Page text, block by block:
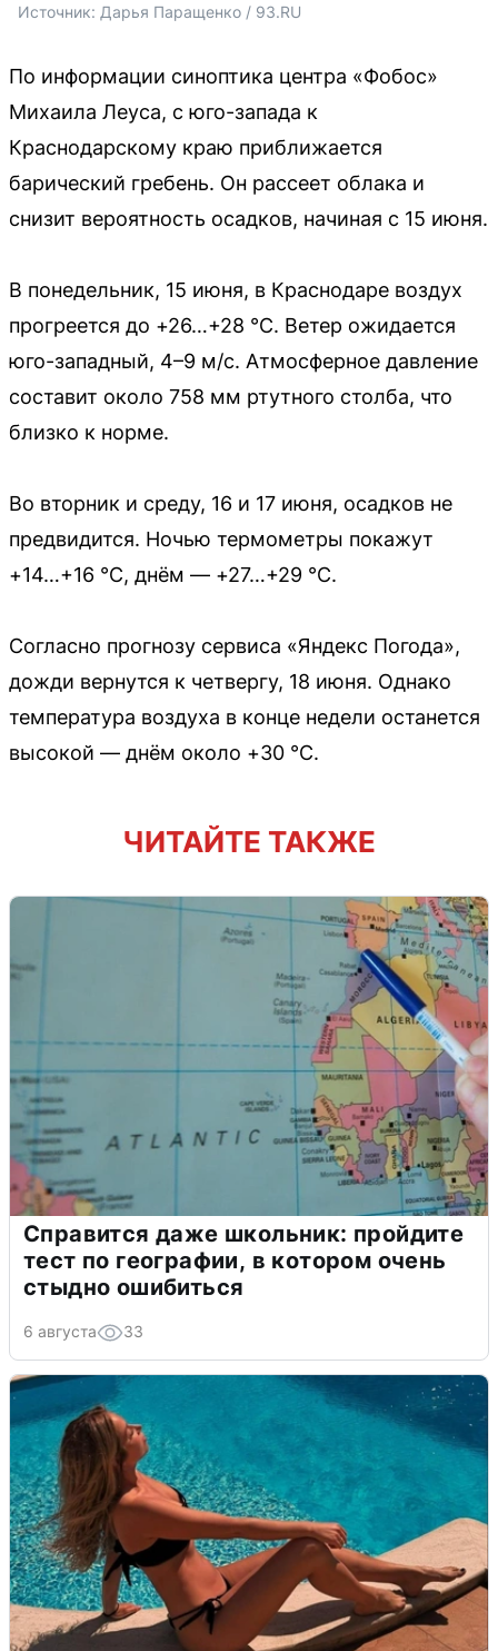
Источник: Дарья Паращенко / 93.RU
По информации синоптика центра «Фобос»
Михаила Леуса, с юго-запада к
Краснодарскому краю приближается
барический гребень. Он рассеет облака и
снизит вероятность осадков, начиная с 15 июня.
В понедельник, 15 июня, в Краснодаре воздух
прогреется до +26…+28 °С. Ветер ожидается
юго-западный, 4–9 м/с. Атмосферное давление
составит около 758 мм ртутного столба, что
близко к норме.
Во вторник и среду, 16 и 17 июня, осадков не
предвидится. Ночью термометры покажут
+14…+16 °С, днём — +27…+29 °С.
Согласно прогнозу сервиса «Яндекс Погода»,
дожди вернутся к четвергу, 18 июня. Однако
температура воздуха в конце недели останется
высокой — днём около +30 °С.
ЧИТАЙТЕ ТАКЖЕ
Справится даже школьник: пройдите
тест по географии, в котором очень
стыдно ошибиться
6 августа 33